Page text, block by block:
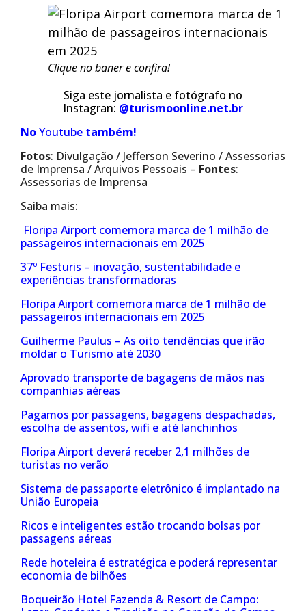
Clique no baner e confira!
Siga este jornalista e fotógrafo no
Instagran: @turismoonline.net.br
NoYoutube também!
Fotos: Divulgação / Jefferson Severino / Assessorias
de Imprensa / Arquivos Pessoais – Fontes:
Assessorias de Imprensa
Saiba mais:
Floripa Airport comemora marca de 1 milhão de
passageiros internacionais em 2025
37º Festuris – inovação, sustentabilidade e
experiências transformadoras
Floripa Airport comemora marca de 1 milhão de
passageiros internacionais em 2025
Guilherme Paulus – As oito tendências que irão
moldar o Turismo até 2030
Aprovado transporte de bagagens de mãos nas
companhias aéreas
Pagamos por passagens, bagagens despachadas,
escolha de assentos, wifi e até lanchinhos
Floripa Airport deverá receber 2,1 milhões de
turistas no verão
Sistema de passaporte eletrônico é implantado na
União Europeia
Ricos e inteligentes estão trocando bolsas por
passagens aéreas
Rede hoteleira é estratégica e poderá representar
economia de bilhões
Boqueirão Hotel Fazenda & Resort de Campo: